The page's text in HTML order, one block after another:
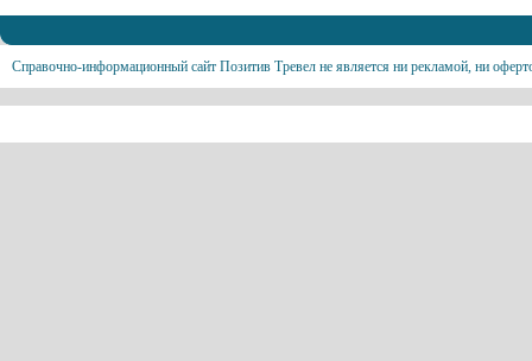
Справочно-информационный сайт Позитив Тревел не является ни рекламой, ни